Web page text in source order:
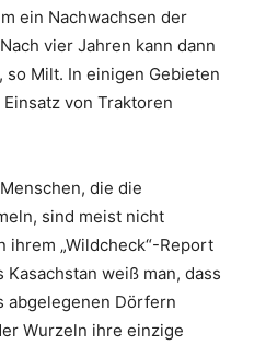
ein Nachwachsen der
vier Jahren kann dann
Milt. In einigen Gebieten
von Traktoren
die die
sind meist nicht
ihrem „Wildcheck“-Report
Kasachstan weiß man, dass
abgelegenen Dörfern
Wurzeln ihre einzige